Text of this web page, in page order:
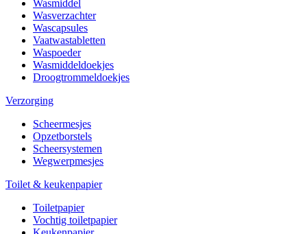
Wasmiddel
Wasverzachter
Wascapsules
Vaatwastabletten
Waspoeder
Wasmiddeldoekjes
Droogtrommeldoekjes
Verzorging
Scheermesjes
Opzetborstels
Scheersystemen
Wegwerpmesjes
Toilet & keukenpapier
Toiletpapier
Vochtig toiletpapier